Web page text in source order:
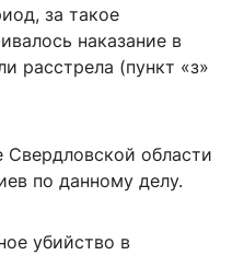
за такое
наказание в
расстрела (пункт «з»
области
по данному делу.
убийство в